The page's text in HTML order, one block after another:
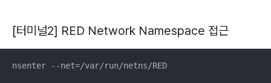
[터미널2] RED Network Namespace 접근
nsenter --net=/var/run/netns/RED